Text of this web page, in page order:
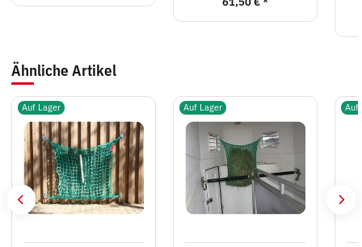
Ähnliche Artikel
Auf Lager Auf Lager Auf